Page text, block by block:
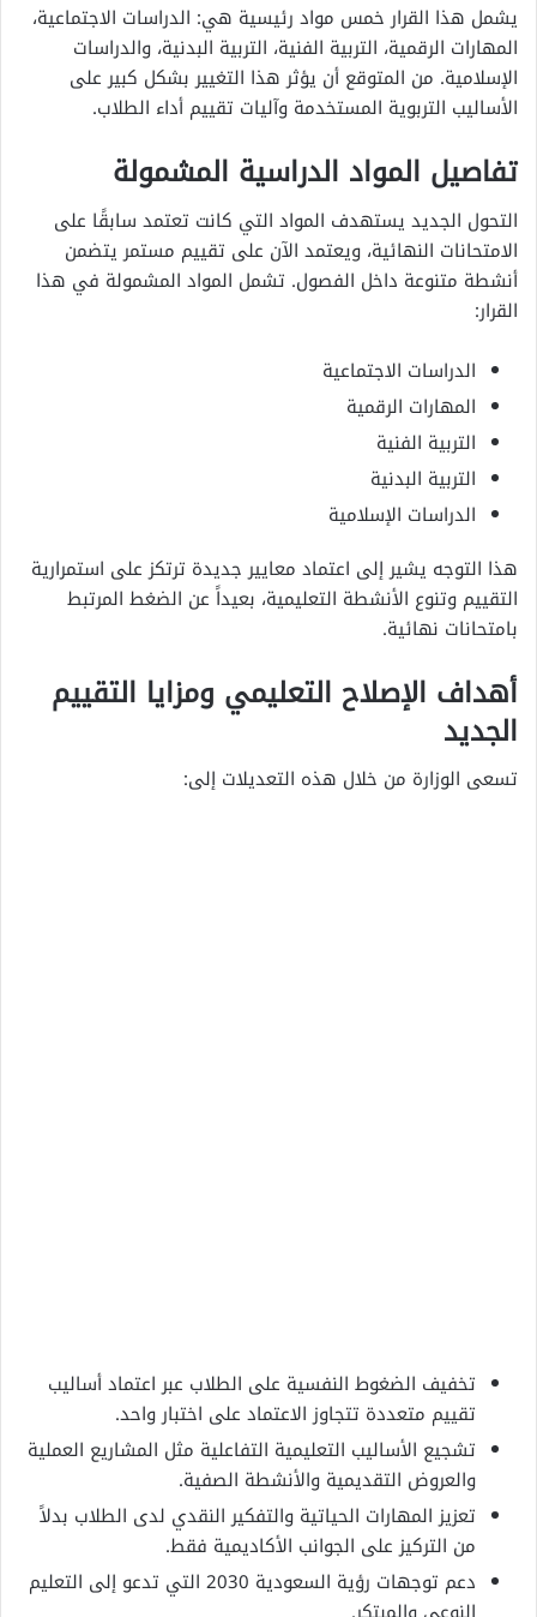
يشمل هذا القرار خمس مواد رئيسية هي: الدراسات الاجتماعية،
المهارات الرقمية، التربية الفنية، التربية البدنية، والدراسات
الإسلامية. من المتوقع أن يؤثر هذا التغيير بشكل كبير على
الأساليب التربوية المستخدمة وآليات تقييم أداء الطلاب.
تفاصيل المواد الدراسية المشمولة
التحول الجديد يستهدف المواد التي كانت تعتمد سابقًا على
الامتحانات النهائية، ويعتمد الآن على تقييم مستمر يتضمن
أنشطة متنوعة داخل الفصول. تشمل المواد المشمولة في هذا
القرار:
الدراسات الاجتماعية
المهارات الرقمية
التربية الفنية
التربية البدنية
الدراسات الإسلامية
هذا التوجه يشير إلى اعتماد معايير جديدة ترتكز على استمرارية
التقييم وتنوع الأنشطة التعليمية، بعيداً عن الضغط المرتبط
بامتحانات نهائية.
أهداف الإصلاح التعليمي ومزايا التقييم
الجديد
تسعى الوزارة من خلال هذه التعديلات إلى:
تخفيف الضغوط النفسية على الطلاب عبر اعتماد أساليب
تقييم متعددة تتجاوز الاعتماد على اختبار واحد.
تشجيع الأساليب التعليمية التفاعلية مثل المشاريع العملية
والعروض التقديمية والأنشطة الصفية.
تعزيز المهارات الحياتية والتفكير النقدي لدى الطلاب بدلاً
من التركيز على الجوانب الأكاديمية فقط.
دعم توجهات رؤية السعودية 2030 التي تدعو إلى التعليم